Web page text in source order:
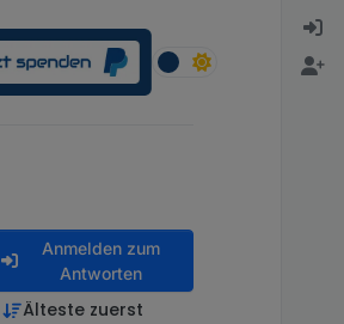
Anmelden zum
Antworten
Älteste zuerst